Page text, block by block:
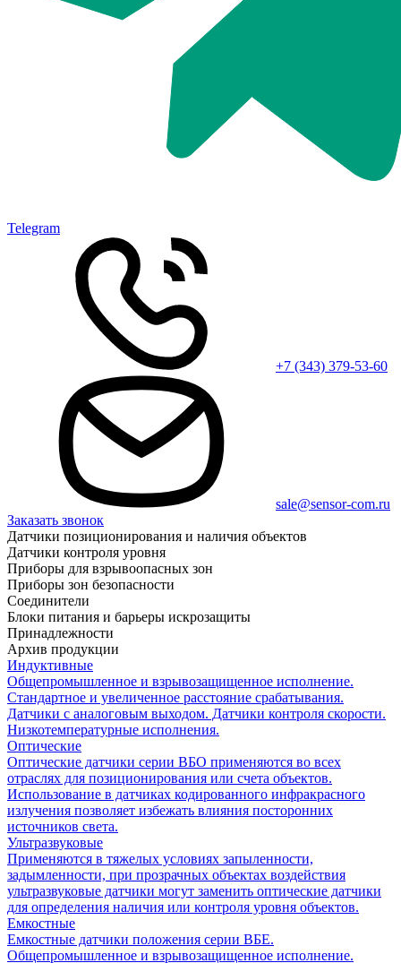
Telegram
+7 (343) 379-53-60
sale@sensor-com.ru
Заказать звонок
Датчики позиционирования и наличия объектов
Датчики контроля уровня
Приборы для взрывоопасных зон
Приборы зон безопасности
Соединители
Блоки питания и барьеры искрозащиты
Принадлежности
Архив продукции
Индуктивные
Общепромышленное и взрывозащищенное исполнение.
Стандартное и увеличенное расстояние срабатывания.
Датчики с аналоговым выходом. Датчики контроля скорости.
Низкотемпературные исполнения.
Оптические
Оптические датчики серии ВБО применяются во всех
отраслях для позиционирования или счета объектов.
Использование в датчиках кодированного инфракрасного
излучения позволяет избежать влияния посторонних
источников света.
Ультразвуковые
Применяются в тяжелых условиях запыленности,
задымленности, при прозрачных объектах воздействия
ультразвуковые датчики могут заменить оптические датчики
для определения наличия или контроля уровня объектов.
Емкостные
Емкостные датчики положения серии ВБЕ.
Общепромышленное и взрывозащищенное исполнение.